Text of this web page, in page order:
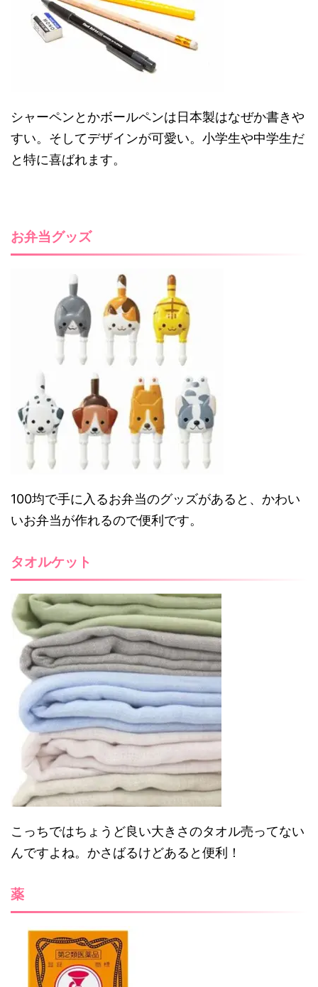
シャーペンとかボールペンは日本製はなぜか書きや
すい。そしてデザインが可愛い。小学生や中学生だ
と特に喜ばれます。
お弁当グッズ
100均で手に入るお弁当のグッズがあると、かわい
いお弁当が作れるので便利です。
タオルケット
こっちではちょうど良い大きさのタオル売ってない
んですよね。かさばるけどあると便利！
薬